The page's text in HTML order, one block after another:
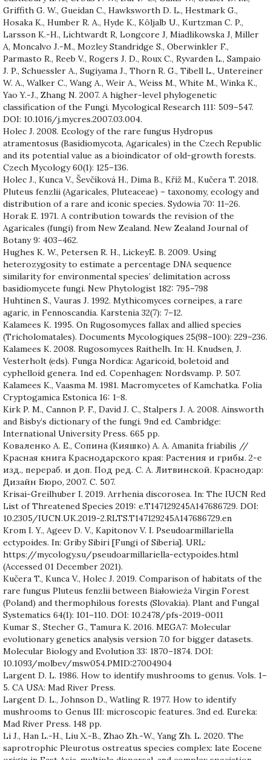
Griffith G. W., Gueidan C., Hawksworth D. L., Hestmark G.,
Hosaka K., Humber R. A., Hyde K., Köljalb U., Kurtzman C. P.,
Larsson K.-H., Lichtwardt R, Longcore J, Miadlikowska J, Miller
A, Moncalvo J.-M., Mozley Standridge S., Oberwinkler F.,
Parmasto R., Reeb V., Rogers J. D., Roux C., Ryvarden L., Sampaio
J. P., Schuessler A., Sugiyama J., Thorn R. G., Tibell L., Untereiner
W. A., Walker C., Wang A., Weir A., Weiss M., White M., Winka K.,
Yao Y.-J., Zhang N. 2007. A higher-level phylogenetic
classification of the Fungi. Mycological Research 111: 509–547.
DOI: 10.1016/j.mycres.2007.03.004.
Holec J. 2008. Ecology of the rare fungus Hydropus
atramentosus (Basidiomycota, Agaricales) in the Czech Republic
and its potential value as a bioindicator of old-growth forests.
Czech Mycology 60(1): 125–136.
Holec J., Kunca V., Ševčíková H., Dima B., Kříž M., Kučera T. 2018.
Pluteus fenzlii (Agaricales, Pluteaceae) – taxonomy, ecology and
distribution of a rare and iconic species. Sydowia 70: 11–26.
Horak E. 1971. A contribution towards the revision of the
Agaricales (fungi) from New Zealand. New Zealand Journal of
Botany 9: 403–462.
Hughes K. W., Petersen R. H., LickeyE. B. 2009. Using
heterozygosity to estimate a percentage DNA sequence
similarity for environmental species’ delimitation across
basidiomycete fungi. New Phytologist 182: 795–798
Huhtinen S., Vauras J. 1992. Mythicomyces corneipes, a rare
agaric, in Fennoscandia. Karstenia 32(7): 7–12.
Kalamees K. 1995. On Rugosomyces fallax and allied species
(Tricholomatales). Documents Mycologiques 25(98–100): 229–236.
Kalamees K. 2008. Rugosomyces Raithelh. In: H. Knudsen, J.
Vesterholt (eds). Funga Nordica: Agaricoid, boletoid and
cyphelloid genera. 1nd ed. Copenhagen: Nordsvamp. P. 507.
Kalamees K., Vaasma M. 1981. Macromycetes of Kamchatka. Folia
Cryptogamica Estonica 16: 1−8.
Kirk P. M., Cannon P. F., David J. C., Stalpers J. A. 2008. Ainsworth
and Bisby’s dictionary of the fungi. 9nd ed. Cambridge:
International University Press. 665 pp.
Коваленко А. Е., Сопина (Кияшко) А. А. Amanita friabilis //
Красная книга Краснодарского края: Растения и грибы. 2-е
изд., перераб. и доп. Под ред. С. А. Литвинской. Краснодар:
Дизайн Бюро, 2007. С. 507.
Krisai-Greilhuber I. 2019. Arrhenia discorosea. In: The IUCN Red
List of Threatened Species 2019: e.T147129245A147686729. DOI:
10.2305/IUCN.UK.2019-2.RLTS.T147129245A147686729.en
Krom I. Y., Ageev D. V., Kapitonov V. I. Pseudoarmillariella
ectypoides. In: Griby Sibiri [Fungi of Siberia]. URL:
https://mycology.su/pseudoarmillariella-ectypoides.html
(Accessed 01 December 2021).
Kučera T., Kunca V., Holec J. 2019. Comparison of habitats of the
rare fungus Pluteus fenzlii between Białowieża Virgin Forest
(Poland) and thermophilous forests (Slovakia). Plant and Fungal
Systematics 64(1): 101–110. DOI: 10.2478/pfs-2019-0011
Kumar S., Stecher G., Tamura K. 2016. MEGA7: Molecular
evolutionary genetics analysis version 7.0 for bigger datasets.
Molecular Biology and Evolution 33: 1870–1874. DOI:
10.1093/molbev/msw054.PMID:27004904
Largent D. L. 1986. How to identify mushrooms to genus. Vols. 1–
5. CA USA: Mad River Press.
Largent D. L., Johnson D., Watling R. 1977. How to identify
mushrooms to Genus III: microscopic features. 3nd ed. Eureka:
Mad River Press. 148 pp.
Li J., Han L.-H., Liu X.-B., Zhao Zh.-W., Yang Zh. L. 2020. The
saprotrophic Pleurotus ostreatus species complex: late Eocene